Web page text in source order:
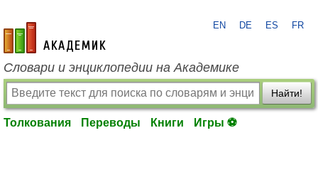
academic.ru
EN DE ES FR
Словари и энциклопедии на Академике
Найти!
Толкования Переводы Книги Игры ⚽